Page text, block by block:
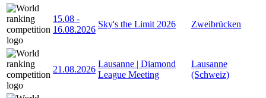
15.08 -
16.08.2026
Sky's the Limit 2026 Zweibrücken
21.08.2026
Lausanne | Diamond
League Meeting
Lausanne
(Schweiz)